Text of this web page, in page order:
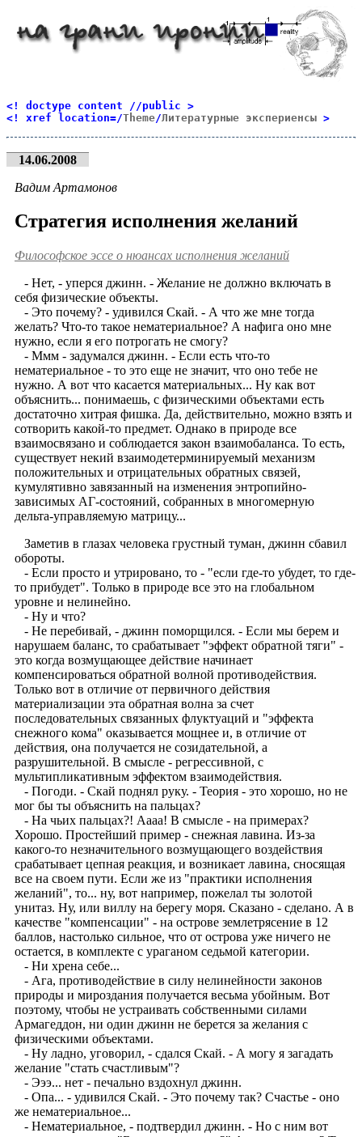
<! doctype content //public >
<! xref location=/Theme/Литературные экспериенсы >
14.06.2008
Вадим Артамонов
Стратегия исполнения желаний
Философское эссе о нюансах исполнения желаний
- Нет, - уперся джинн. - Желание не должно включать в
себя физические объекты.
- Это почему? - удивился Скай. - А что же мне тогда
желать? Что-то такое нематериальное? А нафига оно мне
нужно, если я его потрогать не смогу?
- Ммм - задумался джинн. - Если есть что-то
нематериальное - то это еще не значит, что оно тебе не
нужно. А вот что касается материальных... Ну как вот
объяснить... понимаешь, с физическими объектами есть
достаточно хитрая фишка. Да, действительно, можно взять и
сотворить какой-то предмет. Однако в природе все
взаимосвязано и соблюдается закон взаимобаланса. То есть,
существует некий взаимодетерминируемый механизм
положительных и отрицательных обратных связей,
кумулятивно завязанный на изменения энтропийно-
зависимых АГ-состояний, собранных в многомерную
дельта-управляемую матрицу...
Заметив в глазах человека грустный туман, джинн сбавил
обороты.
- Если просто и утрировано, то - "если где-то убудет, то где-
то прибудет". Только в природе все это на глобальном
уровне и нелинейно.
- Ну и что?
- Не перебивай, - джинн поморщился. - Если мы берем и
нарушаем баланс, то срабатывает "эффект обратной тяги" -
это когда возмущающее действие начинает
компенсироваться обратной волной противодействия.
Только вот в отличие от первичного действия
материализации эта обратная волна за счет
последовательных связанных флуктуаций и "эффекта
снежного кома" оказывается мощнее и, в отличие от
действия, она получается не созидательной, а
разрушительной. В смысле - регрессивной, с
мультипликативным эффектом взаимодействия.
- Погоди. - Скай поднял руку. - Теория - это хорошо, но не
мог бы ты объяснить на пальцах?
- На чьих пальцах?! Аааа! В смысле - на примерах?
Хорошо. Простейший пример - снежная лавина. Из-за
какого-то незначительного возмущающего воздействия
срабатывает цепная реакция, и возникает лавина, сносящая
все на своем пути. Если же из "практики исполнения
желаний", то... ну, вот например, пожелал ты золотой
унитаз. Ну, или виллу на берегу моря. Сказано - сделано. А в
качестве "компенсации" - на острове землетрясение в 12
баллов, настолько сильное, что от острова уже ничего не
остается, в комплекте с ураганом седьмой категории.
- Ни хрена себе...
- Ага, противодействие в силу нелинейности законов
природы и мироздания получается весьма убойным. Вот
поэтому, чтобы не устраивать собственными силами
Армагеддон, ни один джинн не берется за желания с
физическими объектами.
- Ну ладно, уговорил, - сдался Скай. - А могу я загадать
желание "стать счастливым"?
- Эээ... нет - печально вздохнул джинн.
- Опа... - удивился Скай. - Это почему так? Счастье - оно
же нематериальное...
- Нематериальное, - подтвердил джинн. - Но с ним вот